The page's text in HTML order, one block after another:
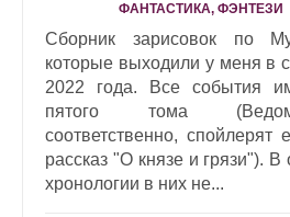
ФАНТАСТИКА, ФЭНТЕЗИ
Сборник зарисовок по
которые выходили у меня в
2022 года. Все события
пятого тома
соответственно, спойлерят
рассказ "О князе и грязи"). В
хронологии в них не...